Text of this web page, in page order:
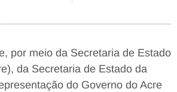
por meio da Secretaria de Estado
da Secretaria de Estado da
do Governo do Acre